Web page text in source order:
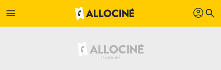
menu profil search